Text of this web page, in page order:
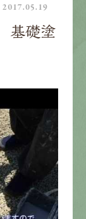
します!!
2017.05.19
基礎塗